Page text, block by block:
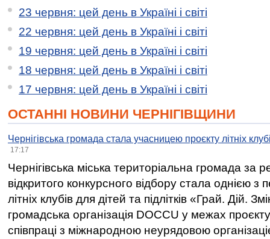
23 червня: цей день в Україні і світі
22 червня: цей день в Україні і світі
19 червня: цей день в Україні і світі
18 червня: цей день в Україні і світі
17 червня: цей день в Україні і світі
ОСТАННІ НОВИНИ ЧЕРНІГІВЩИНИ
Чернігівська громада стала учасницею проєкту літніх
17:17
Чернігівська міська територіальна громада за
відкритого конкурсного відбору стала однією
літніх клубів для дітей та підлітків «Грай. Дій.
громадська організація DOCCU у межах
співпраці з міжнародною неурядовою